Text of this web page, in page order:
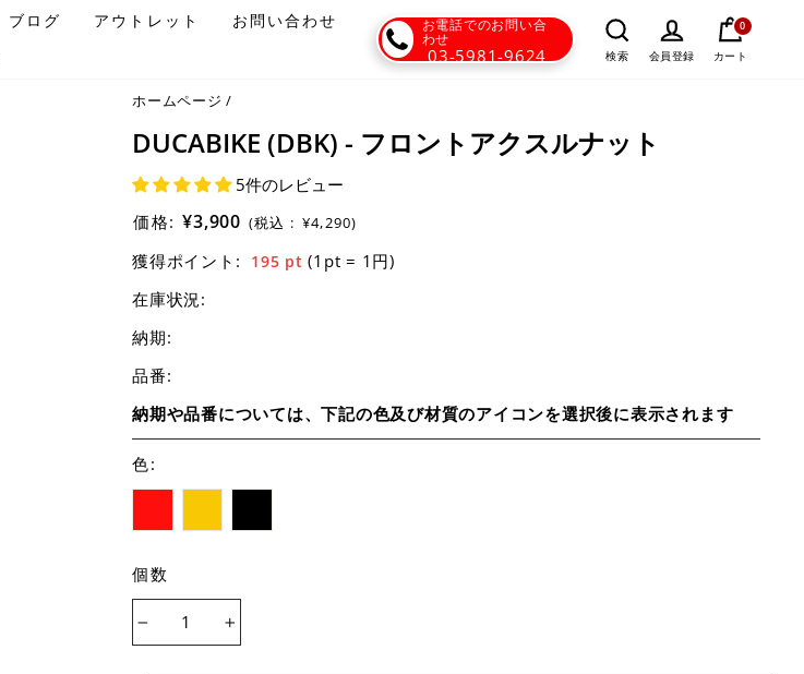
ブログ アウトレット
お問い合わせ
お電話でのお問い合
わせ
03-5981-9624 検索 会員登録 カート
0
ホームページ /
DUCABIKE (DBK) - フロントアクスルナット
5件のレビュー
価格: ¥3,900 (税込 : ¥4,290)
獲得ポイント: 195 pt(1pt = 1円)
在庫状況:
納期:
品番:
納期や品番については、下記の色及び材質のアイコンを選択後に表示されます
色:
個数